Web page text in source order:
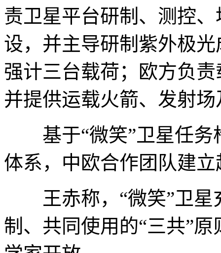
责卫星平台研制、测控
设，并主导研制紫外极
强计三台载荷；欧方负
并提供运载火箭、发射
基于“微笑”卫星任务
体系，中欧合作团队建
王赤称，“微笑”卫星
制、共同使用的“三共”